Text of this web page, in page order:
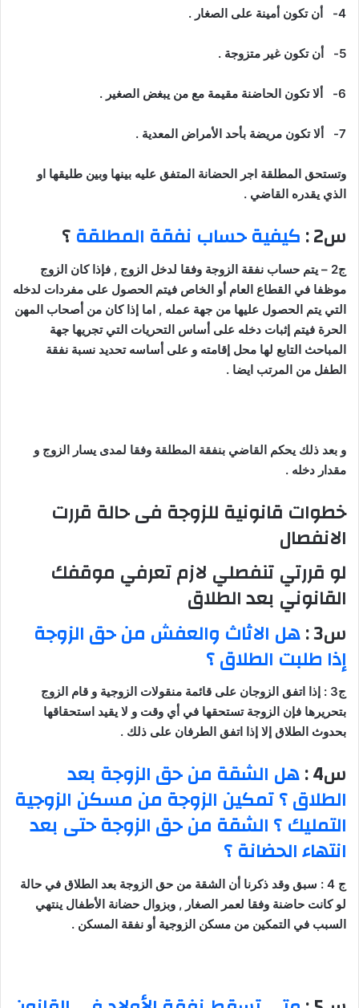
4- أن تكون أمينة على الصغار .
5- أن تكون غير متزوجة .
6- ألا تكون الحاضنة مقيمة مع من يبغض الصغير .
7- ألا تكون مريضة بأحد الأمراض المعدية .
وتستحق المطلقة اجر الحضانة المتفق عليه بينها وبين طليقها او
الذي يقدره القاضي .
س2 : كيفية حساب نفقة المطلقة؟
ج2 – يتم حساب نفقة الزوجة وفقا لدخل الزوج , فإذا كان الزوج
موظفا في القطاع العام أو الخاص فيتم الحصول على مفردات لدخله
التي يتم الحصول عليها من جهة عمله , اما إذا كان من أصحاب المهن
الحرة فيتم إثبات دخله على أساس التحريات التي تجريها جهة
المباحث التابع لها محل إقامته و على أساسه تحديد نسبة نفقة
الطفل من المرتب ايضا .
و بعد ذلك يحكم القاضي بنفقة المطلقة وفقا لمدى يسار الزوج و
مقدار دخله .
خطوات قانونية للزوجة فى حالة قررت
الانفصال
لو قررتي تنفصلي لازم تعرفي موقفك
القانوني بعد الطلاق
س3 :
هل الاثاث والعفش من حق الزوجة
إذا طلبت الطلاق ؟
ج3 : إذا اتفق الزوجان على قائمة منقولات الزوجية و قام الزوج
بتحريرها فإن الزوجة تستحقها في أي وقت و لا يقيد استحقاقها
بحدوث الطلاق إلا إذا اتفق الطرفان على ذلك .
س4 : هل الشقة من حق الزوجة بعد
الطلاق ؟ تمكين الزوجة من مسكن الزوجية
التمليك ؟ الشقة من حق الزوجة حتى بعد
انتهاء الحضانة ؟
ج 4 : سبق وقد ذكرنا أن الشقة من حق الزوجة بعد الطلاق في حالة
لو كانت حاضنة وفقا لعمر الصغار , وبزوال حضانة الأطفال ينتهي
السبب في التمكين من مسكن الزوجية أو نفقة المسكن .